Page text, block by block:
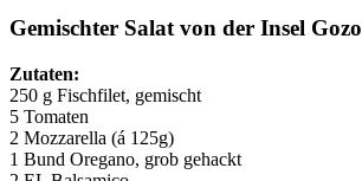
Gemischter Salat von der Insel Gozo
Zutaten:
250 g Fischfilet, gemischt
5 Tomaten
2 Mozzarella (á 125g)
1 Bund Oregano, grob gehackt